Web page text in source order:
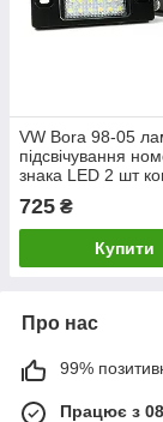
VW Bora 98-05
підсвічування
знака LED 2 шт
725 ₴
Купити
Про нас
99%
Працює з